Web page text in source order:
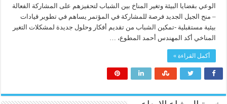
الوعي بقضايا البيئة وتغير المناخ بين الشباب لتحفيزهم على المشاركة الفعالة
– منح الجيل الجديد فرصة للمشاركة في المؤتمر يساهم في تطوير قيادات
بيئية مستقبلية -تمكين الشباب من تقديم أفكار وحلول جديدة لمشكلات التغير
المناخي أكد المهندس أحمد المطوع، …
أكمل القراءة »